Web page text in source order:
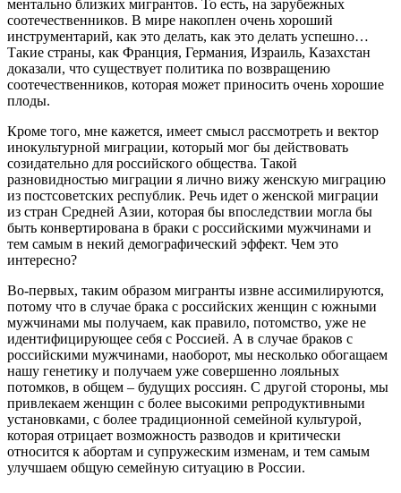
ментально близких мигрантов. То есть, на зарубежных
соотечественников. В мире накоплен очень хороший
инструментарий, как это делать, как это делать успешно…
Такие страны, как Франция, Германия, Израиль, Казахстан
доказали, что существует политика по возвращению
соотечественников, которая может приносить очень хорошие
плоды.
Кроме того, мне кажется, имеет смысл рассмотреть и вектор
инокультурной миграции, который мог бы действовать
созидательно для российского общества. Такой
разновидностью миграции я лично вижу женскую миграцию
из постсоветских республик. Речь идет о женской миграции
из стран Средней Азии, которая бы впоследствии могла бы
быть конвертирована в браки с российскими мужчинами и
тем самым в некий демографический эффект. Чем это
интересно?
Во-первых, таким образом мигранты извне ассимилируются,
потому что в случае брака с российских женщин с южными
мужчинами мы получаем, как правило, потомство, уже не
идентифицирующее себя с Россией. А в случае браков с
российскими мужчинами, наоборот, мы несколько обогащаем
нашу генетику и получаем уже совершенно лояльных
потомков, в общем – будущих россиян. С другой стороны, мы
привлекаем женщин с более высокими репродуктивными
установками, с более традиционной семейной культурой,
которая отрицает возможность разводов и критически
относится к абортам и супружеским изменам, и тем самым
улучшаем общую семейную ситуацию в России.